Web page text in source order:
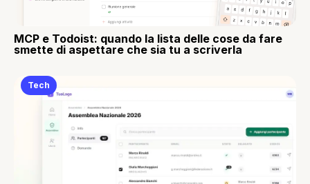
MCP e Todoist: quando la lista delle cose da fare
smette di aspettare che sia tu a scriverla
Tech